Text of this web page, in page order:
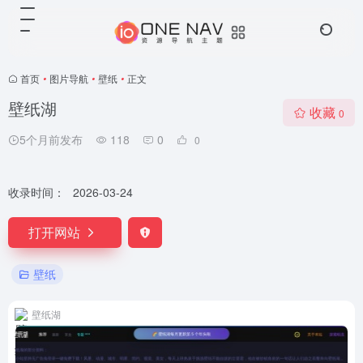
首页 • 图片导航 • 壁纸 • 正文
壁纸湖
5个月前发布 118 0 0
收藏 0
收录时间： 2026-03-24
打开网站
壁纸
壁纸湖